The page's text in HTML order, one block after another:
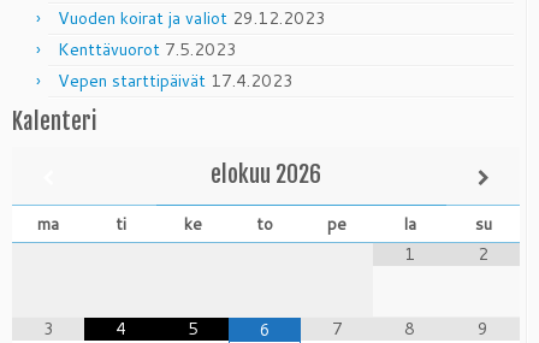
Vuoden koirat ja valiot 29.12.2023
Kenttävuorot 7.5.2023
Vepen starttipäivät 17.4.2023
Kalenteri
elokuu 2026
ma ti ke to pe la
su
1
2
3 4 5 6 7 8 9